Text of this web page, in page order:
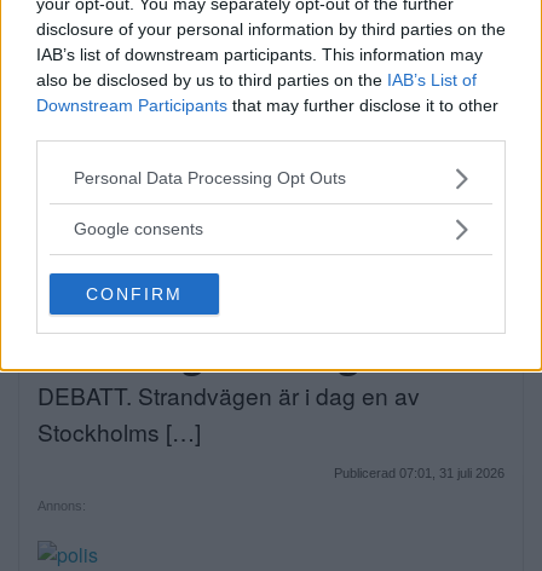
disclosure of your personal information by third parties on the
IAB’s list of downstream participants. This information may
also be disclosed by us to third parties on the IAB’s List of
Downstream Participants that may further disclose it to other
Please note that this website/app uses one or more Google
not limited to your visit or usage behaviour. You may click to
use your data for below specified purposes in below Google
consent section.
Personal Data Processing Opt Outs
Google consents
CONFIRM
Bråk på idrottsplats – två
män till sjukhus
personer i Sätra med […]
Publicerad 16:30, 1 augusti 2026
Debatt: C: Så förvandlar vi
DEBATT. Strandvägen är i dag en av
Stockholms […]
Publicerad 07:01, 31 juli 2026
Annons: